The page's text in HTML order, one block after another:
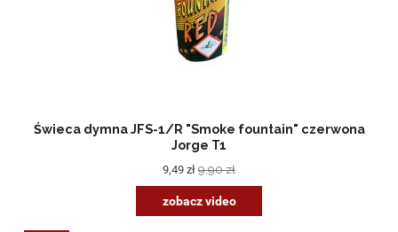
Świeca dymna JFS-1/R "Smoke fountain" czerwona
Jorge T1
9,49 zł 9,90 zł
zobacz video